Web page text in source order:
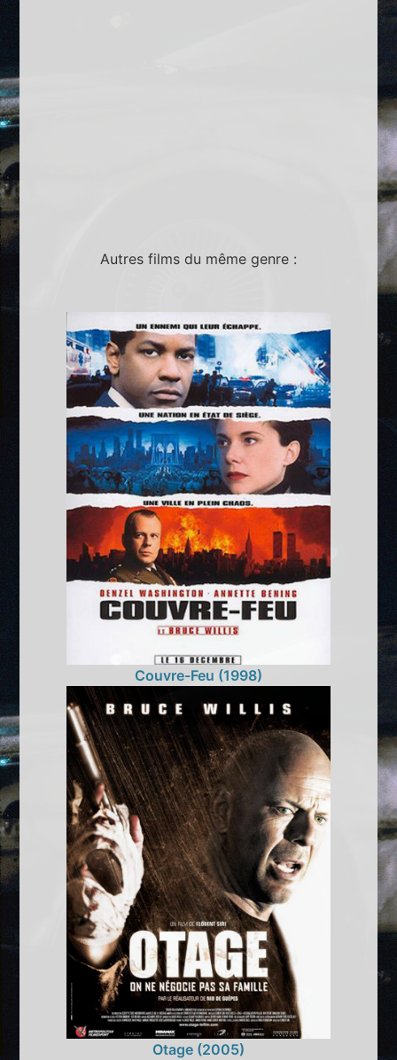
Autres films du même genre :
Couvre-Feu (1998)
Otage (2005)